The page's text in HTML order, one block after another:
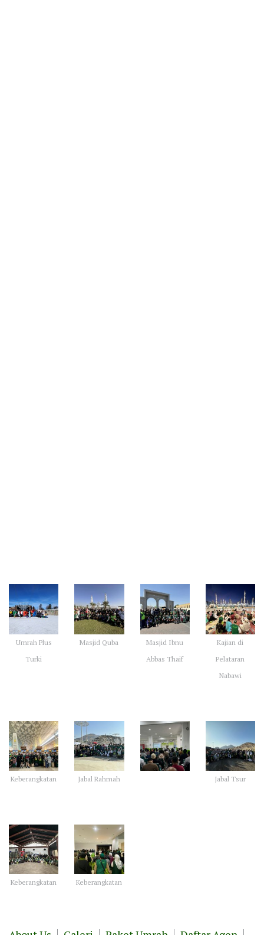
Umrah Plus
Turki
Masjid Quba
Masjid Ibnu
Abbas Thaif
Kajian di
Pelataran
Nabawi
Keberangkatan Jabal Rahmah Jabal Tsur
Keberangkatan Keberangkatan